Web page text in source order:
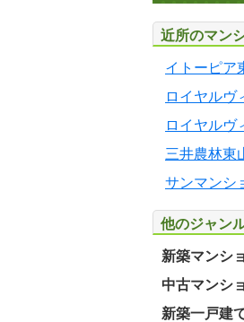
近所のマン
イトーピア
ロイヤルヴ
ロイヤルヴ
三井農林東
サンマンシ
他のジャン
新築マンシ
中古マンシ
新築一戸建